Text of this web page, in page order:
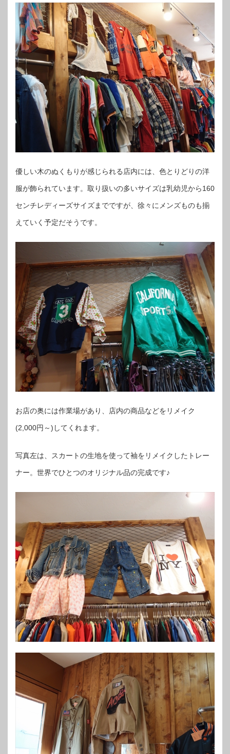
優しい木のぬくもりが感じられる店内には、色とりどりの洋
服が飾られています。取り扱いの多いサイズは乳幼児から160
センチレディーズサイズまでですが、徐々にメンズものも揃
えていく予定だそうです。
お店の奥には作業場があり、店内の商品などをリメイク
(2,000円～)してくれます。
写真左は、スカートの生地を使って袖をリメイクしたトレー
ナー。世界でひとつのオリジナル品の完成です♪